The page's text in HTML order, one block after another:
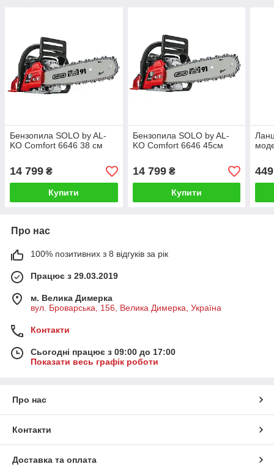
Бензопила SOLO by AL-
KO Comfort 6646 38 см
14 799 ₴
Купити
Бензопила SOLO by AL-
KO Comfort 6646 45см
14 799₴
Купити
449
Про нас
100% позитивних з 8 відгуків за рік
Працює з 29.03.2019
м. Велика Димерка
вул. Броварська, 156, Велика Димерка, Україна
Контакти
Сьогодні працює з 09:00 до 17:00
Показати весь графік роботи
Про нас
Контакти
Доставка та оплата